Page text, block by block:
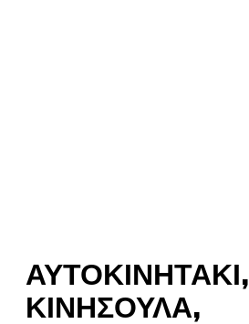
ΑΥΤΟΚΙΝΗΤΆΚΙ,
ΚΙΝΗΣΟΎΛΑ,